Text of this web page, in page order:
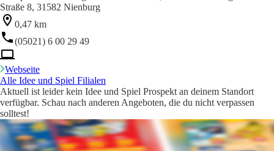
Straße 8, 31582 Nienburg
0,47 km
(05021) 6 00 29 49
Webseite
Alle Idee und Spiel Filialen
Aktuell ist leider kein Idee und Spiel Prospekt an deinem Standort
verfügbar. Schau nach anderen Angeboten, die du nicht verpassen
solltest!